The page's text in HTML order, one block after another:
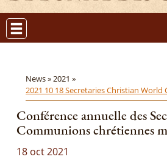
News »2021 »
2021 10 18 Secretaries Christian
Conférence annuelle des
Communions chrétiennes
18 oct 2021